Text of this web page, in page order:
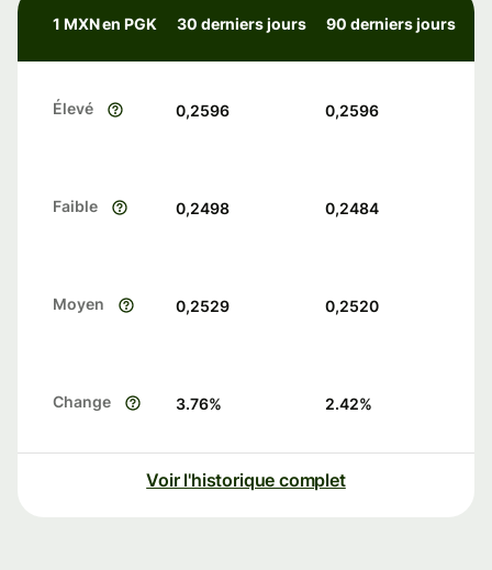
1 MXN en PGK 30 derniers jours 90 derniers jours
Élevé 0,2596 0,2596
Faible 0,2498 0,2484
Moyen 0,2529 0,2520
Change 3.76% 2.42%
Voir l'historique complet